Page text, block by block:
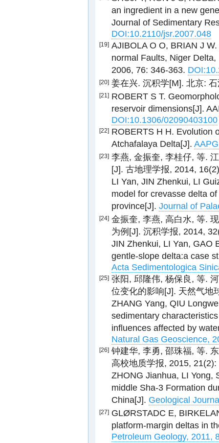
an ingredient in a new
Journal of Sedimentary
DOI:10.2110/jsr.2007.048
[19] AJIBOLA O O, BRIAN J
normal Faults, Niger
2006, 76: 346-363.
[20] 姜在兴. 沉积学[M]. 北京:
[21] ROBERT S T.
reservoir dimensions[J].
DOI:10.1306/02090403100
[22] ROBERTS H H. Evolution
Atchafalaya Delta[J].
[23] 李燕, 金振奎, 李桂仔, 等.
[J]. 古地理学报, 2014,
LI Yan, JIN Zhenkui, LI
model for crevasse delta
province[J]. Journal of
[24] 金振奎, 李燕, 高白水, 等.
为例[J]. 沉积学报, 2014,
JIN Zhenkui, LI Yan, GAO
gentle-slope delta:a case
Acta Sedimentologica
[25] 张阳, 邱隆伟, 杨保良, 等.
位变化的影响[J]. 天然气地
ZHANG Yang, QIU
sedimentary
influences affected by
Natural Gas Geoscience,
[26] 钟建华, 李勇, 邵珠福, 等.
高校地质学报, 2015,
ZHONG Jianhua, LI Yong,
middle Sha-3 Formation
China[J]. Geological
[27] GLØRSTADC E,
platform-margin deltas in
Petroleum Geology, 2011,